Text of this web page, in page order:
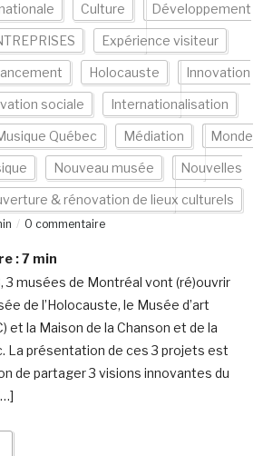
Culture Développement
Expérience visiteur
Holocauste Innovation
sociale Internationalisation
Québec Médiation Monde
Nouveau musée Nouvelles
& rénovation de lieux culturels
0 commentaire
:7 min
3 musées de Montréal vont (ré)ouvrir
de l’Holocauste, le Musée d’art
et la Maison de la Chanson et de la
La présentation de ces 3 projets est
de partager 3 visions innovantes du